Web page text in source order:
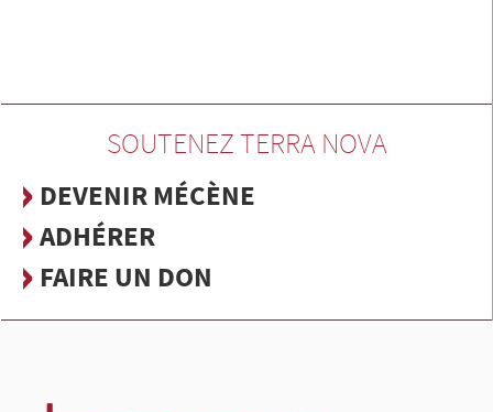
SOUTENEZ TERRA NOVA
DEVENIR MÉCÈNE
ADHÉRER
FAIRE UN DON